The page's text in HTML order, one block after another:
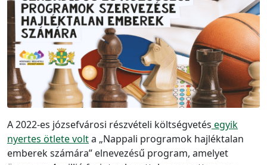
A 2022-es józsefvárosi részvételi költségvetés egyik
nyertes ötlete volta „Nappali programok hajléktalan
emberek számára” elnevezésű program, amelyet